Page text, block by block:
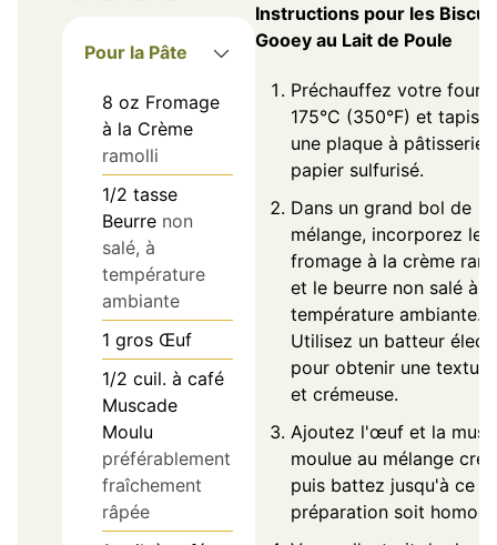
Pour la Pâte
8 oz Fromage
à la Crème
ramolli
1/2 tasse
Beurre non
salé, à
température
ambiante
1 gros Œuf
1/2 cuil. à café
Muscade
Moulu
préférablement
fraîchement
râpée
Instructions pour les
Gooey au Lait de Poule
Préchauffez votre four à
175°C (350°F) et
une plaque à pâtisserie
papier sulfurisé.
Dans un grand bol de
mélange, incorporez le
fromage à la crème
et le beurre non salé à
température ambiante.
Utilisez un batteur
pour obtenir une
et crémeuse.
Ajoutez l'œuf et la
moulue au mélange
puis battez jusqu'à ce
préparation soit